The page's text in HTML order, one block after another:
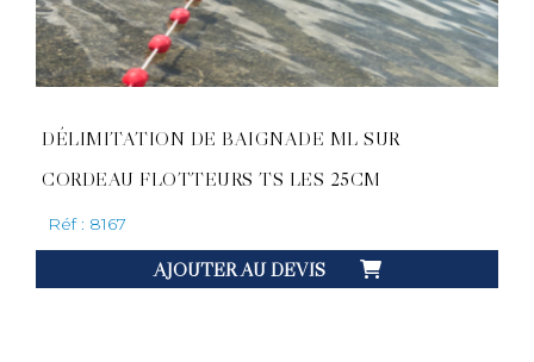
DÉLIMITATION DE BAIGNADE ML SUR
CORDEAU FLOTTEURS TS LES 25CM
Réf : 8167
AJOUTER AU DEVIS